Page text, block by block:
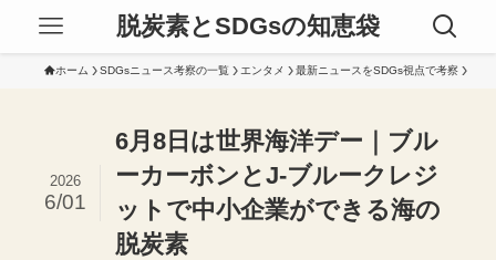
脱炭素とSDGsの知恵袋
ホーム SDGsニュース考察の一覧 エンタメ 最新ニュースをSDGs視点で考察
6月8日は世界海洋デー｜ブル
ーカーボンとJ-ブルークレジ
ットで中小企業ができる海の
脱炭素
2026
6/01